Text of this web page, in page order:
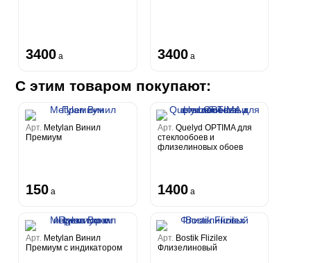
3400 a 3400 a
С этим товаром покупают:
Арт. Metylan Винил
Премиум
150 a
Арт. Quelyd OPTIMA для
стеклообоев и
флизелиновых обоев
1400 a
Арт. Metylan Винил
Премиум с индикатором
Арт. Bostik Flizilex
Флизелиновый